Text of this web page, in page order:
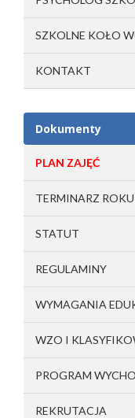
SZKOLNE KOŁO
KONTAKT
Dokumenty
PLAN ZAJĘĆ
TERMINARZ
STATUT
REGULAMINY
WYMAGANIA
WZO I
PROGRAM
REKRUTACJA